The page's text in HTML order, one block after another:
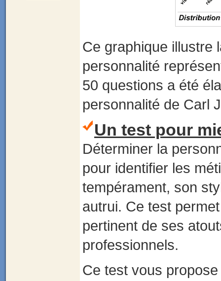
Ce graphique illustre
personnalité
50 questions a été
personnalité de Carl
Un test pour
Déterminer la
pour identifier les
tempérament, son
autrui. Ce test
pertinent de ses
professionnels.
Ce test vous